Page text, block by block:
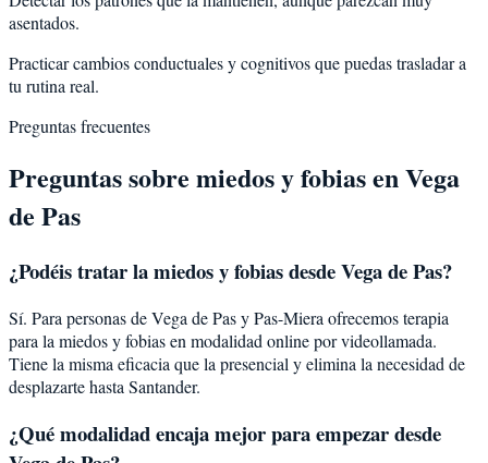
asentados.
Practicar cambios conductuales y cognitivos que puedas trasladar a
tu rutina real.
Preguntas frecuentes
Preguntas sobre miedos y fobiasenVega
de Pas
¿Podéis tratar lamiedos y fobiasdesdeVega de Pas?
Sí. Para personas de Vega de Pas y Pas-Miera ofrecemos terapia
para la miedos y fobias en modalidad online por videollamada.
Tiene la misma eficacia que la presencial y elimina la necesidad de
desplazarte hasta Santander.
¿Qué modalidad encaja mejor para empezar desde